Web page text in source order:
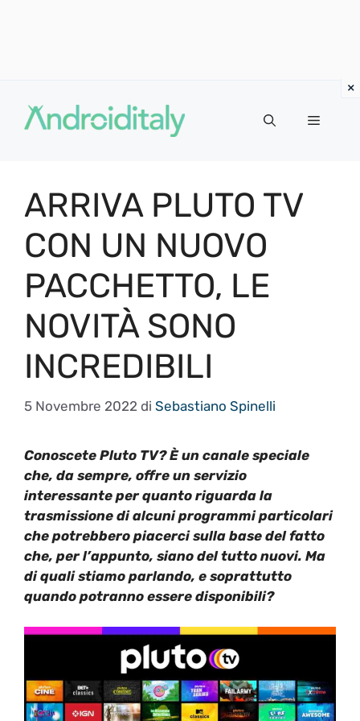
contenuto
MENU
ARRIVA PLUTO TV
CON UN NUOVO
PACCHETTO, LE
NOVITÀ SONO
INCREDIBILI
5 Novembre 2022 di Sebastiano Spinelli
Conoscete Pluto TV? È un canale speciale
che, da sempre, offre un servizio
interessante per quanto riguarda la
trasmissione di alcuni programmi particolari
che potrebbero piacerci sulla base del fatto
che, per l’appunto, siano del tutto nuovi. Ma
di quali stiamo parlando, e soprattutto
quando potranno essere disponibili?